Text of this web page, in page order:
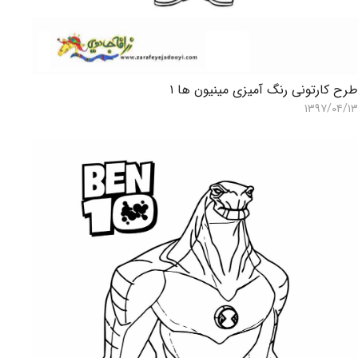
طرح کارتونی رنگ آمیزی مینیون ها ۱
۱۳۹۷/۰۴/۱۳